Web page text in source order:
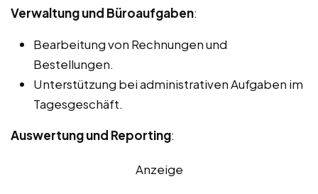
Verwaltung und Büroaufgaben:
Bearbeitung von Rechnungen und
Bestellungen.
Unterstützung bei administrativen Aufgaben im
Tagesgeschäft.
Auswertung und Reporting:
Anzeige